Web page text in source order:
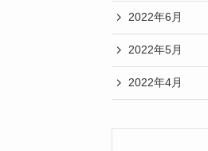
2022年6月
2022年5月
2022年4月